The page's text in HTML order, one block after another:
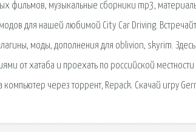
фильмов, музыкальные сборники mp3,
для нашей любимой City Car Driving.
моды, дополнения для oblivion, skyrim.
от хатаба и проехать по российской
компьютер через торрент, Repack. Скачай игру